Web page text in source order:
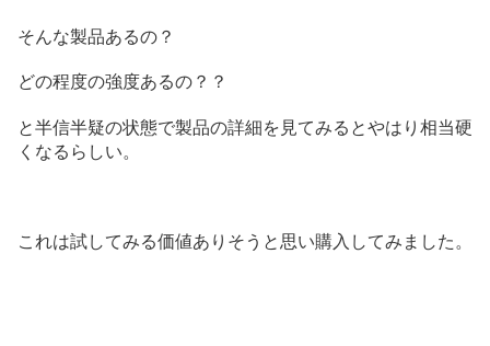
そんな製品あるの？
どの程度の強度あるの？？
と半信半疑の状態で製品の詳細を見てみるとやはり相当硬
くなるらしい。
これは試してみる価値ありそうと思い購入してみました。